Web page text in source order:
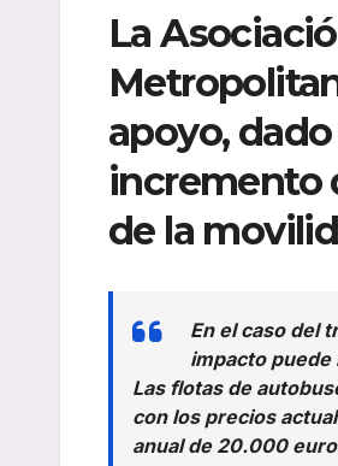
La
apoyo,
incremento
de la
En el caso del
impacto
Las flotas de
con los precios
anual de 20.000